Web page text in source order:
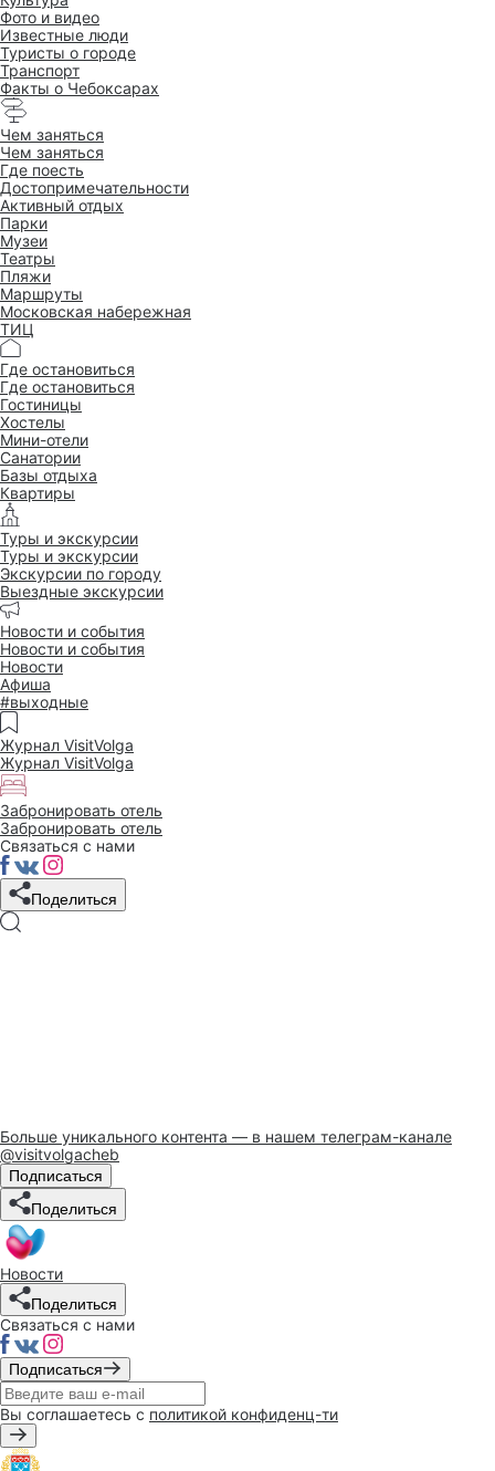
Фото и видео
Известные люди
Туристы о городе
Транспорт
Факты о Чебоксарах
Чем заняться
Чем заняться
Где поесть
Достопримеча­тельности
Активный отдых
Парки
Музеи
Театры
Пляжи
Маршруты
Московская набережная
ТИЦ
Где остановиться
Где остановиться
Гостиницы
Хостелы
Мини-отели
Санатории
Базы отдыха
Квартиры
Туры и экскурсии
Туры и экскурсии
Экскурсии по городу
Выездные экскурсии
Новости и события
Новости и события
Новости
Афиша
#выходные
Журнал VisitVolga
Журнал VisitVolga
Забронировать отель
Забронировать отель
Связаться с нами
Поделиться
Больше уникального контента — в нашем телеграм-канале
@visitvolgacheb
Подписаться
Поделиться
Новости
Поделиться
Связаться с нами
Подписаться
Вы соглашаетесь с политикой конфиденц-ти